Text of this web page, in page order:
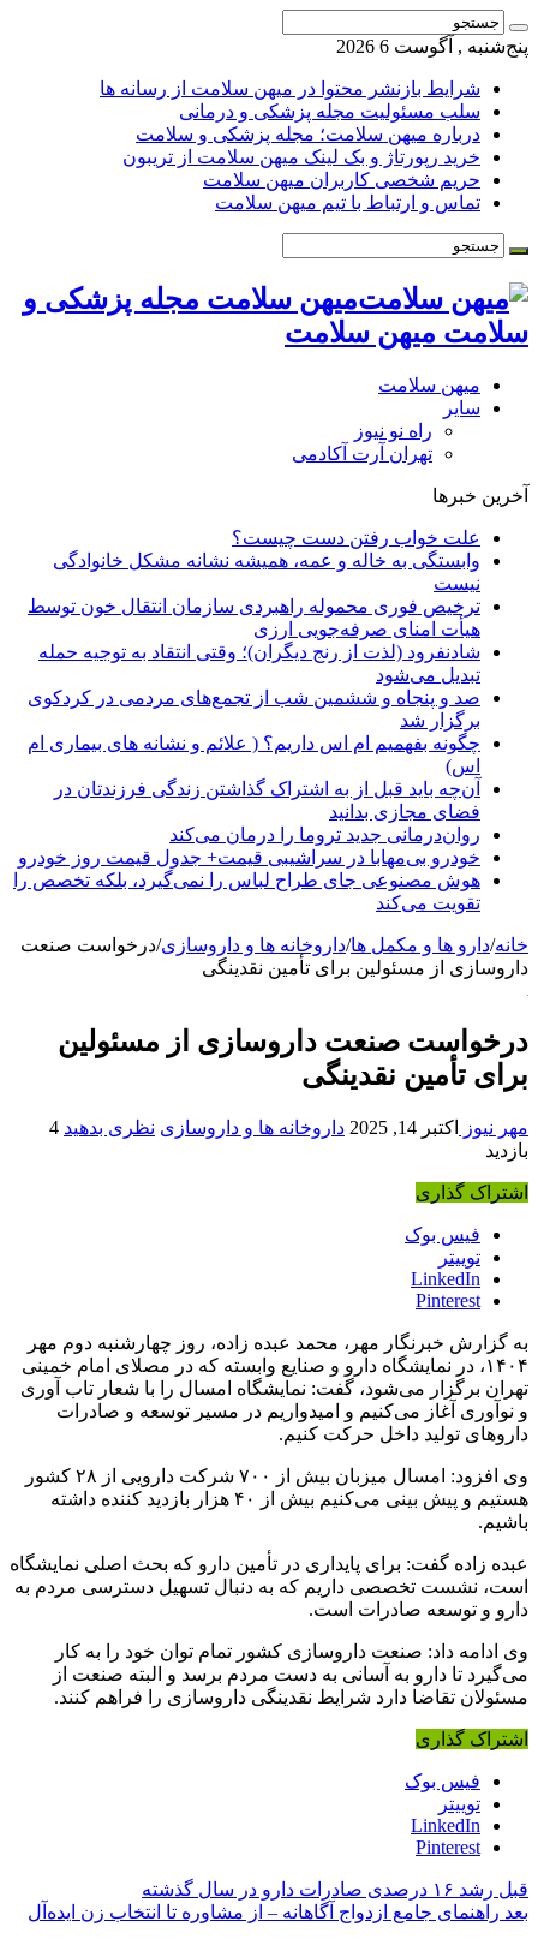
پنج‌شنبه , آگوست 6 2026
شرایط بازنشر محتوا در میهن سلامت از رسانه ها
سلب مسئولیت مجله پزشکی و درمانی
درباره میهن سلامت؛ مجله پزشکی و سلامت
خرید رپورتاژ و بک لینک میهن سلامت از تریبون
حریم شخصی کاربران میهن سلامت
تماس و ارتباط با تیم میهن سلامت
میهن سلامت مجله پزشکی و
سلامت میهن سلامت
میهن سلامت
سایر
راه نو نیوز
تهران آرت آکادمی
آخرین خبرها
علت خواب رفتن دست چیست؟
وابستگی به خاله و عمه، همیشه نشانه مشکل خانوادگی
نیست
ترخیص فوری محموله راهبردی سازمان انتقال خون توسط
هیأت امنای صرفه‌جویی ارزی
شادنفرود (لذت از رنج دیگران)؛ وقتی انتقاد به توجیه حمله
تبدیل می‌شود
صد و پنجاه‌ و ششمین شب از تجمع‌های مردمی در کردکوی
برگزار شد
چگونه بفهمیم ام اس داریم؟ ( علائم و نشانه های بیماری ام
اس)
آن‌چه باید قبل از به اشتراک گذاشتن زندگی فرزندتان در
فضای مجازی بدانید
روان‌درمانی جدید تروما را درمان می‌کند
خودرو بی‌مهابا در سراشیبی قیمت+ جدول قیمت روز خودرو
هوش مصنوعی جای طراح لباس را نمی‌گیرد، بلکه تخصص را
تقویت می‌کند
خانه/دارو ها و مکمل ها/داروخانه ها و داروسازی/درخواست صنعت
داروسازی از مسئولین برای تأمین نقدینگی
درخواست صنعت داروسازی از مسئولین
برای تأمین نقدینگی
مهر نیوز اکتبر 14, 2025 داروخانه ها و داروسازی نظری بدهید 4
بازدید
اشتراک گذاری
فیس بوک
توییتر
LinkedIn
Pinterest
به گزارش خبرنگار مهر، محمد عبده زاده، روز چهارشنبه دوم مهر
۱۴۰۴، در نمایشگاه دارو و صنایع وابسته که در مصلای امام خمینی
تهران برگزار می‌شود، گفت: نمایشگاه امسال را با شعار تاب آوری
و نوآوری آغاز می‌کنیم و امیدواریم در مسیر توسعه و صادرات
داروهای تولید داخل حرکت کنیم.
وی افزود: امسال میزبان بیش از ۷۰۰ شرکت دارویی از ۲۸ کشور
هستیم و پیش بینی می‌کنیم بیش از ۴۰ هزار بازدید کننده داشته
باشیم.
عبده زاده گفت: برای پایداری در تأمین دارو که بحث اصلی نمایشگاه
است، نشست تخصصی داریم که به دنبال تسهیل دسترسی مردم به
دارو و توسعه صادرات است.
وی ادامه داد: صنعت داروسازی کشور تمام توان خود را به کار
می‌گیرد تا دارو به آسانی به دست مردم برسد و البته صنعت از
مسئولان تقاضا دارد شرایط نقدینگی داروسازی را فراهم کنند.
اشتراک گذاری
فیس بوک
توییتر
LinkedIn
Pinterest
قبل رشد ۱۶ درصدی صادرات دارو در سال گذشته
بعد راهنمای جامع ازدواج آگاهانه – از مشاوره تا انتخاب زن ایده‌آل